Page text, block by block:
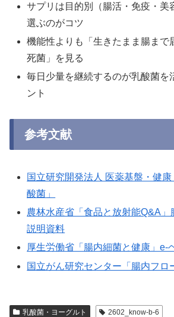
サプリは目的別（腸活・免疫・美
選ぶのがコツ
機能性よりも「生きたまま腸まで
死菌」を見る
毎日少量を継続するのが乳酸菌を
ント
参考文献
国立研究開発法人 医薬基盤・健
酸菌」
農林水産省「食品と放射能Q&A」
説明資料
厚生労働省「腸内細菌と健康」e-
国立がん研究センター「腸内フロ
乳酸菌・ヨーグルト 2602_know-b-6